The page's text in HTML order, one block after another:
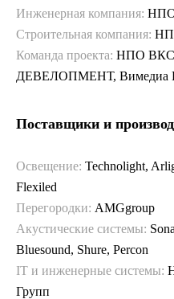
Инженерная компания:
Строительная компания:
Команда проекта: НПО
ДЕВЕЛОПМЕНТ, Вимедиа
Поставщики и
Освещение: Technolight,
Flexiled
Перегородки: AMGgroup
Акустические системы:
Bluesound, Shure, Percon
IT и инженерные системы:
Групп